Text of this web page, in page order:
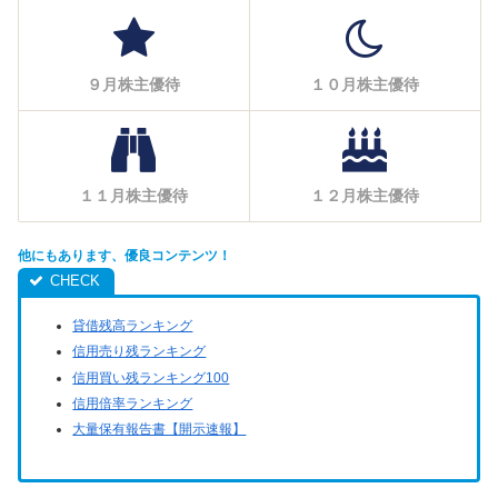
９月株主優待 １０月株主優待
１１月株主優待 １２月株主優待
他にもあります、優良コンテンツ！
貸借残高ランキング
信用売り残ランキング
信用買い残ランキング100
信用倍率ランキング
大量保有報告書【開示速報】